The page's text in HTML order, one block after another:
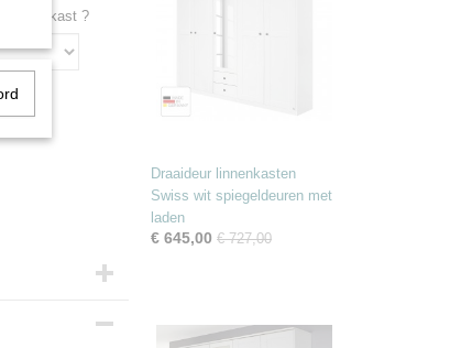
uw kast ?
Draaideur linnenkasten
Swiss wit spiegeldeuren met
laden
€ 645,00 € 727,00